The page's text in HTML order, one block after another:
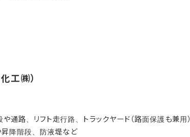
工㈱）
通路、リフト走行路、トラックヤード（路面保護も兼用）
昇降階段、防液堤など